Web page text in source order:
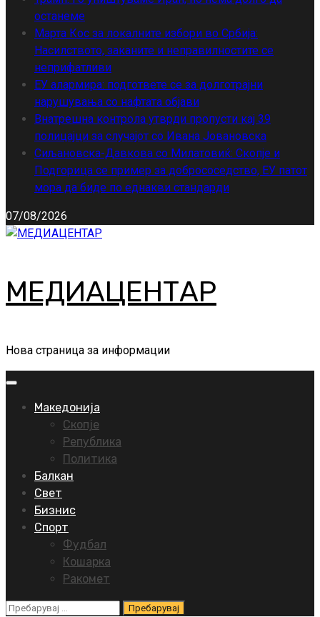
останеме
Марта Кос за локалните избори во Србија:
Насилството, заканите и неправилностите се
неприфатливи
ЕУ алармира: подгответе се за долготрајни
нарушувања со нафтата објави
Внатрешна контрола утврди пропусти кај 39
полицајци за случајот со Ивана Јовановска
Сиљановска-Давкова со Милатовиќ: Скопје и
Подгорица се пример за добрососедство, ЕУ патот
мора да биде по еднакви стандарди
07/08/2026
МЕДИАЦЕНТАР
Нова страница за информации
Primary
Македонија
Скопје
Република
Политика
Балкан
Свет
Бизнис
Спорт
Фудбал
Кошарка
Ракомет
Пребарувај